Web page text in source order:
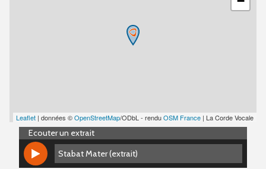
Leaflet | données ©OpenStreetMap/ODbL - renduOSM France | La Corde Vocale
Ecouter un extrait
Stabat Mater (extrait)
Stabat Mater (extrait)